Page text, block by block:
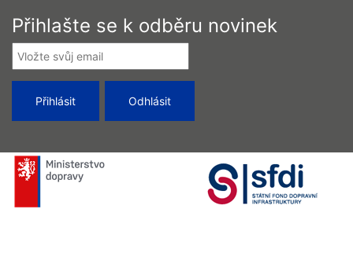
Přihlašte se k odběru novinek